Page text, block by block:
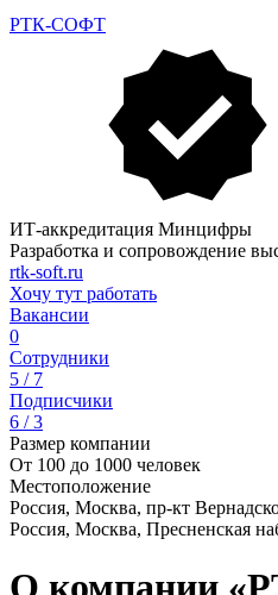
РТК-СОФТ
ИТ-аккредитация Минцифры
Разработка и сопровождение
rtk-soft.ru
Хочу тут работать
Вакансии
0
Сотрудники
5 / 7
Подписчики
6 / 3
Размер компании
От 100 до 1000 человек
Местоположение
Россия, Москва, пр-кт
Россия, Москва, Пресненская